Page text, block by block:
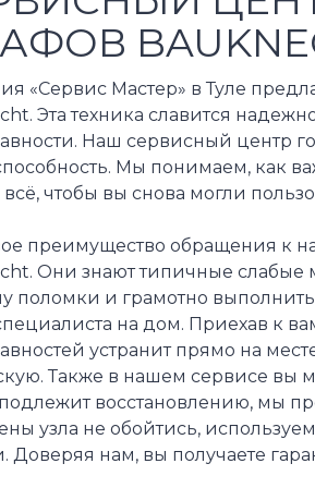
«Сервис Мастер» в Туле
Эта техника славится
Наш сервисный центр
Мы понимаем, как
чтобы вы снова могли
преимущество обращения к
Они знают типичные слабые
поломки и грамотно
на дом. Приехав к
устранит прямо на
Также в нашем сервисе вы
восстановлению, мы
узла не обойтись,
Доверяя нам, вы получаете